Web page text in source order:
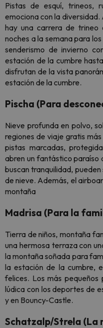
Pistas de esquí, trineos,
emociona con la
hay una carrera de
noches a la semana para
senderismo de invierno
estación de la cumbre
disfrutan de la vista
estación de la cumbre.
Pischa (Para
Nieve profunda en polvo,
regiones de viaje gratis
pistas marcadas,
abren un fantástico paraíso
buscan tranquilidad,
de nieve. Además, el
montaña
Madrisa (Para la
Tierra de niños, montaña
una hermosa terraza con
la montaña soñada para
la estación de la cumbre,
felices. Los más
lúdica con los deportes de
y en Bouncy-Castle.
Schatzalp/Strela (La